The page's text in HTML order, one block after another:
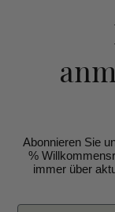
Abonnieren Sie
%
immer über